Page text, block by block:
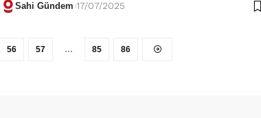
Sahi Gündem 17/07/2025
56 57 … 85 86